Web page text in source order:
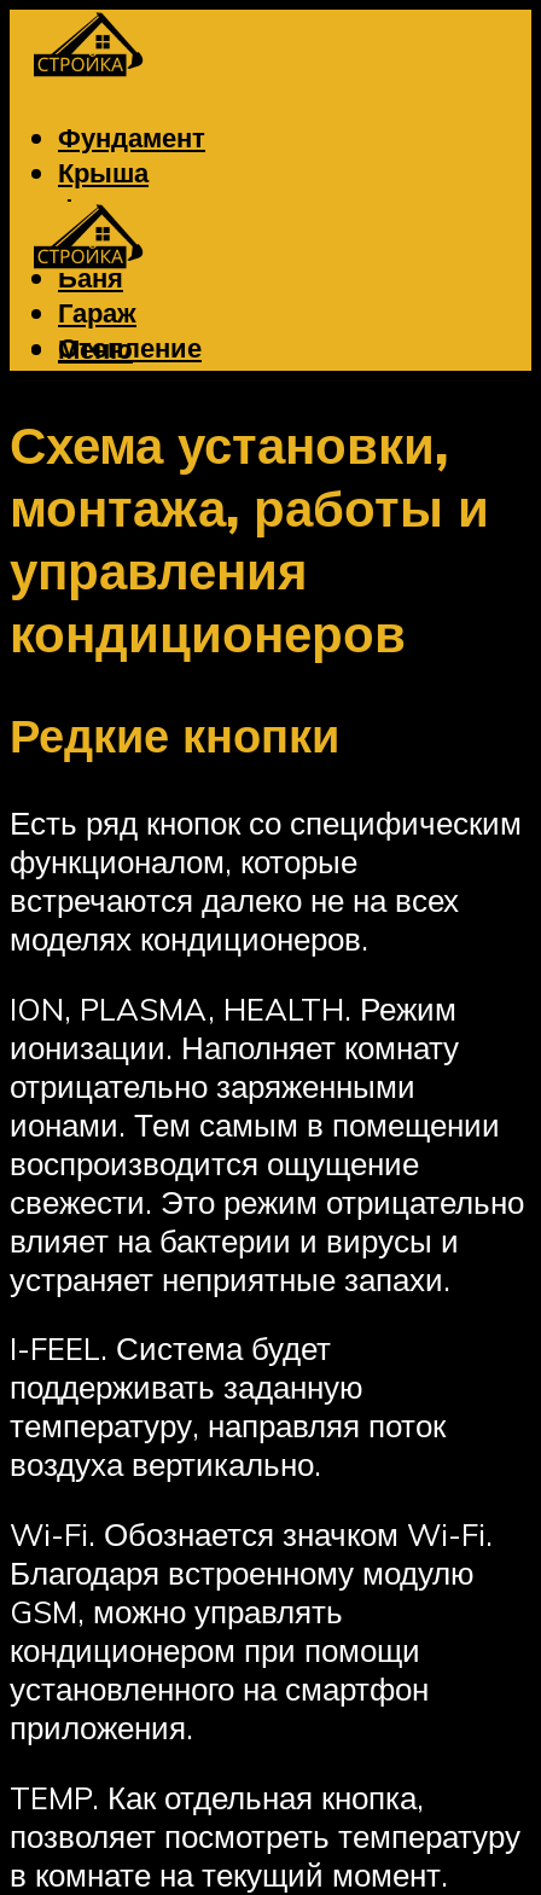
Фундамент
Крыша
Фасад
Забор
Баня
Гараж
Отопление
Вентиляция
Меню
Меню
Схема установки,
монтажа, работы и
управления
кондиционеров
Редкие кнопки
Есть ряд кнопок со специфическим
функционалом, которые
встречаются далеко не на всех
моделях кондиционеров.
ION, PLASMA, HEALTH. Режим
ионизации. Наполняет комнату
отрицательно заряженными
ионами. Тем самым в помещении
воспроизводится ощущение
свежести. Это режим отрицательно
влияет на бактерии и вирусы и
устраняет неприятные запахи.
I-FEEL. Система будет
поддерживать заданную
температуру, направляя поток
воздуха вертикально.
Wi-Fi. Обознается значком Wi-Fi.
Благодаря встроенному модулю
GSM, можно управлять
кондиционером при помощи
установленного на смартфон
приложения.
TEMP. Как отдельная кнопка,
позволяет посмотреть температуру
в комнате на текущий момент.